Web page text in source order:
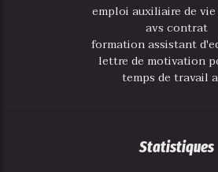
emploi auxiliaire de
avs contrat
formation assistant
lettre de motivation
temps de travail
Statistiques